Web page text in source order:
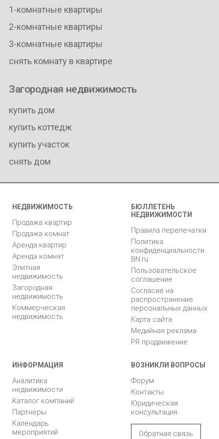
1-комнатные квартиры
2-комнатные квартиры
3-комнатные квартиры
снять комнату в квартире
Загородная недвижимость
купить дом
купить коттедж
купить участок
снять дом
НЕДВИЖИМОСТЬ
Продажа квартир
Продажа комнат
Аренда квартир
Аренда комнат
Элитная
недвижимость
Загородная
недвижимость
Коммерческая
недвижимость
БЮЛЛЕТЕНЬ
НЕДВИЖИМОСТИ
Правила перепечатки
Политика
конфиденциальности
BN.ru
Пользовательское
соглашение
Согласие на
распространение
персональных данных
Карта сайта
Медийная реклама
PR продвижение
ИНФОРМАЦИЯ
Аналитика
недвижимости
Каталог компаний
Партнеры
Календарь
мероприятий
ВОЗНИКЛИ ВОПРОСЫ
Форум
Контакты
Юридическая
консультация
Обратная связь